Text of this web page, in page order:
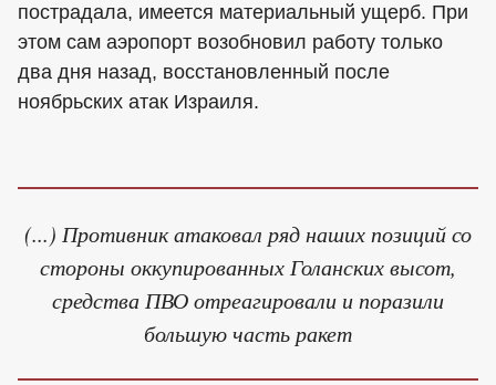
пострадала, имеется материальный ущерб. При
этом сам аэропорт возобновил работу только
два дня назад, восстановленный после
ноябрьских атак Израиля.
(...) Противник атаковал ряд наших позиций со
стороны оккупированных Голанских высот,
средства ПВО отреагировали и поразили
большую часть ракет